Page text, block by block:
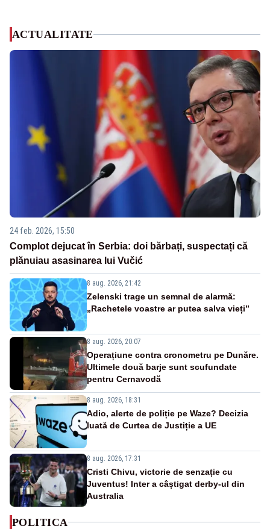
ACTUALITATE
24 feb. 2026, 15:50
Complot dejucat în Serbia: doi bărbați, suspectați că
plănuiau asasinarea lui Vučić
8 aug. 2026, 21:42
Zelenski trage un semnal de alarmă:
„Rachetele voastre ar putea salva vieți”
8 aug. 2026, 20:07
Operațiune contra cronometru pe Dunăre.
Ultimele două barje sunt scufundate
pentru Cernavodă
8 aug. 2026, 18:31
Adio, alerte de poliție pe Waze? Decizia
luată de Curtea de Justiție a UE
8 aug. 2026, 17:31
Cristi Chivu, victorie de senzație cu
Juventus! Inter a câștigat derby-ul din
Australia
POLITICA